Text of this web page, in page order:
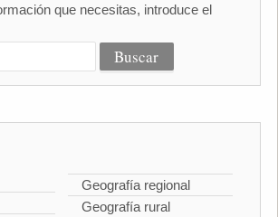
que necesitas, introduce el
Geografía regional
Geografía rural